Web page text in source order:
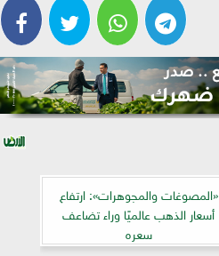
«المصوغات والمجوهرات»: ارتفاع
أسعار الذهب عالميًا وراء تضاعف
سعره